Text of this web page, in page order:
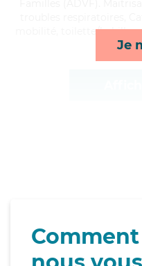
Je
mobilité, toilette/